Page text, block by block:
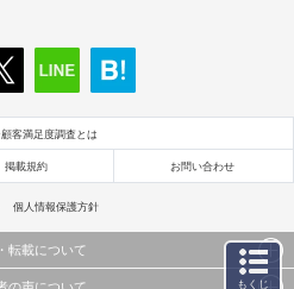
客満足度調査とは
掲載規約 お問い合わせ
個人情報保護方針
転載について
もくじ